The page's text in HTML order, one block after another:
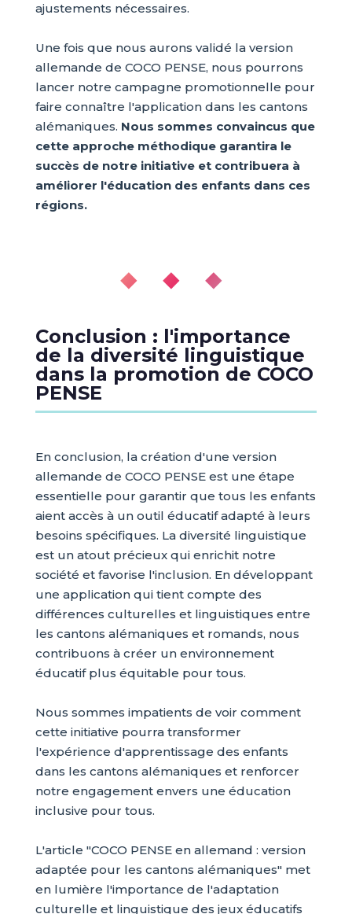
ajustements nécessaires.
Une fois que nous aurons validé la version
allemande de COCO PENSE, nous pourrons
lancer notre campagne promotionnelle pour
faire connaître l'application dans les cantons
alémaniques. Nous sommes convaincus que
cette approche méthodique garantira le
succès de notre initiative et contribuera à
améliorer l'éducation des enfants dans ces
régions.
◆ ◆ ◆
Conclusion : l'importance
de la diversité linguistique
dans la promotion de COCO
PENSE
En conclusion, la création d'une version
allemande de COCO PENSE est une étape
essentielle pour garantir que tous les enfants
aient accès à un outil éducatif adapté à leurs
besoins spécifiques. La diversité linguistique
est un atout précieux qui enrichit notre
société et favorise l'inclusion. En développant
une application qui tient compte des
différences culturelles et linguistiques entre
les cantons alémaniques et romands, nous
contribuons à créer un environnement
éducatif plus équitable pour tous.
Nous sommes impatients de voir comment
cette initiative pourra transformer
l'expérience d'apprentissage des enfants
dans les cantons alémaniques et renforcer
notre engagement envers une éducation
inclusive pour tous.
L'article "COCO PENSE en allemand : version
adaptée pour les cantons alémaniques" met
en lumière l'importance de l'adaptation
culturelle et linguistique des jeux éducatifs